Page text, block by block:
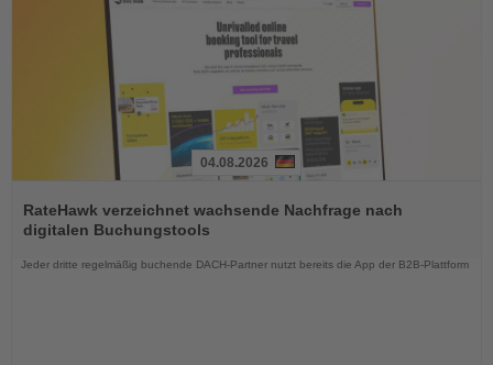
Sie
die
Nachrichten
04.08.2026
RateHawk verzeichnet wachsende Nachfrage nach
digitalen Buchungstools
Jeder dritte regelmäßig buchende DACH-Partner nutzt bereits die App der B2B-Plattform